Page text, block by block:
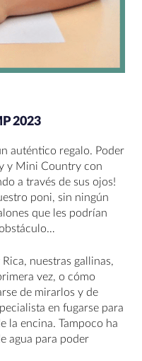
2023
auténtico regalo. Poder
y Mini Country con
a través de sus ojos!
poni, sin ningún
que les podrían
nuestras gallinas,
vez, o cómo
de mirarlos y de
en fugarse para
la encina. Tampoco ha
agua para poder